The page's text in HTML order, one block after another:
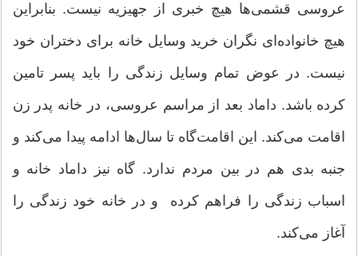
عروسی قشمی‌ها هیچ خبری از جهیزیه نیست. بنابراین
هیچ خانواده‌ای نگران خرید وسایل خانه برای دختران خود
نیست. در عوض تمام وسایل زندگی را باید پسر تامین
کرده باشد. داماد بعد از مراسم عروسی، در خانه پدر زن
اقامت می‌کند. این اقامت‌گاه تا سال‌ها ادامه پیدا می‌کند و
جنبه بدی هم در بین مردم ندارد. گاه نیز داماد خانه و
اسباب زندگی را فراهم کرده و در خانه خود زندگی را
آغاز می‌کند.